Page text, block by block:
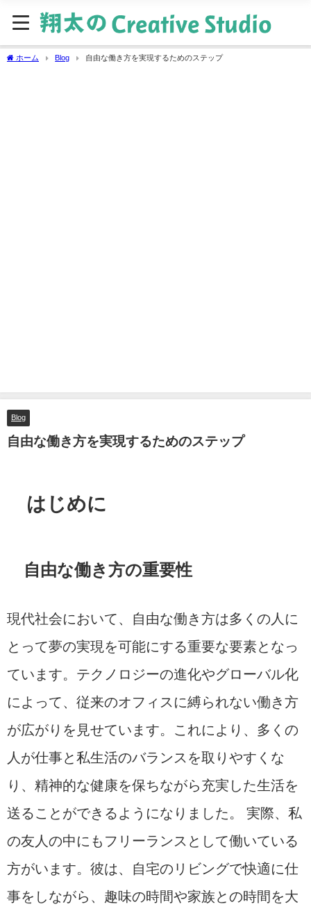
ホーム Blog 自由な働き方を実現するためのステップ
Blog
自由な働き方を実現するためのステップ
はじめに
自由な働き方の重要性
現代社会において、自由な働き方は多くの人に
とって夢の実現を可能にする重要な要素となっ
ています。テクノロジーの進化やグローバル化
によって、従来のオフィスに縛られない働き方
が広がりを見せています。これにより、多くの
人が仕事と私生活のバランスを取りやすくな
り、精神的な健康を保ちながら充実した生活を
送ることができるようになりました。 実際、私
の友人の中にもフリーランスとして働いている
方がいます。彼は、自宅のリビングで快適に仕
事をしながら、趣味の時間や家族との時間を大